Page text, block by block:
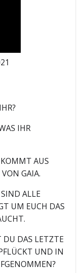
IHR
AUS
GAIA.
ALLE
UM EUCH DAS
DU DAS LETZTE
UND IN